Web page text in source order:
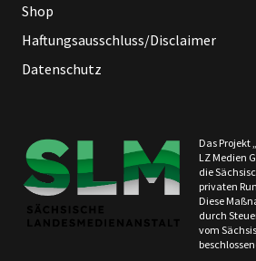
Shop
Haftungsausschluss/Disclaimer
Datenschutz
Das Projekt
LZ Medien
die
privaten
Diese
durch
vom